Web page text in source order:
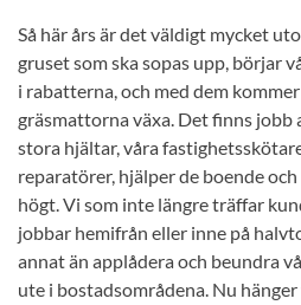
Så här års är det väldigt mycket
gruset som ska sopas upp, börjar
i rabatterna, och med dem
gräsmattorna växa. Det finns jobb
stora hjältar, våra
reparatörer, hjälper de boende
högt. Vi som inte längre träffar
jobbar hemifrån eller inne på
annat än applådera och beundra
ute i bostadsområdena. Nu